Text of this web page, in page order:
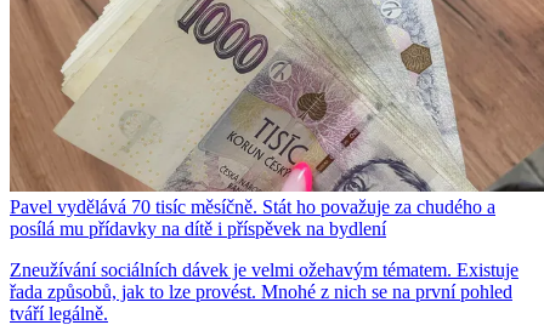
Pavel vydělává 70 tisíc měsíčně. Stát ho považuje za chudého a
posílá mu přídavky na dítě i příspěvek na bydlení
Zneužívání sociálních dávek je velmi ožehavým tématem. Existuje
řada způsobů, jak to lze provést. Mnohé z nich se na první pohled
tváří legálně.